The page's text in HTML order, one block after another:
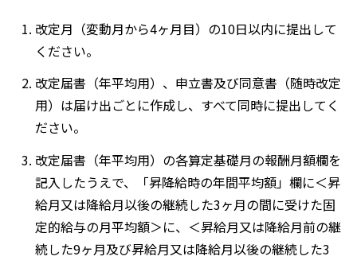
改定月（変動月から4ヶ月目）の10日以内に提出して
ください。
改定届書（年平均用）、申立書及び同意書（随時改定
用）は届け出ごとに作成し、すべて同時に提出してく
ださい。
改定届書（年平均用）の各算定基礎月の報酬月額欄を
記入したうえで、「昇降給時の年間平均額」欄に＜昇
給月又は降給月以後の継続した3ヶ月の間に受けた固
定的給与の月平均額＞に、＜昇給月又は降給月前の継
続した9ヶ月及び昇給月又は降給月以後の継続した3